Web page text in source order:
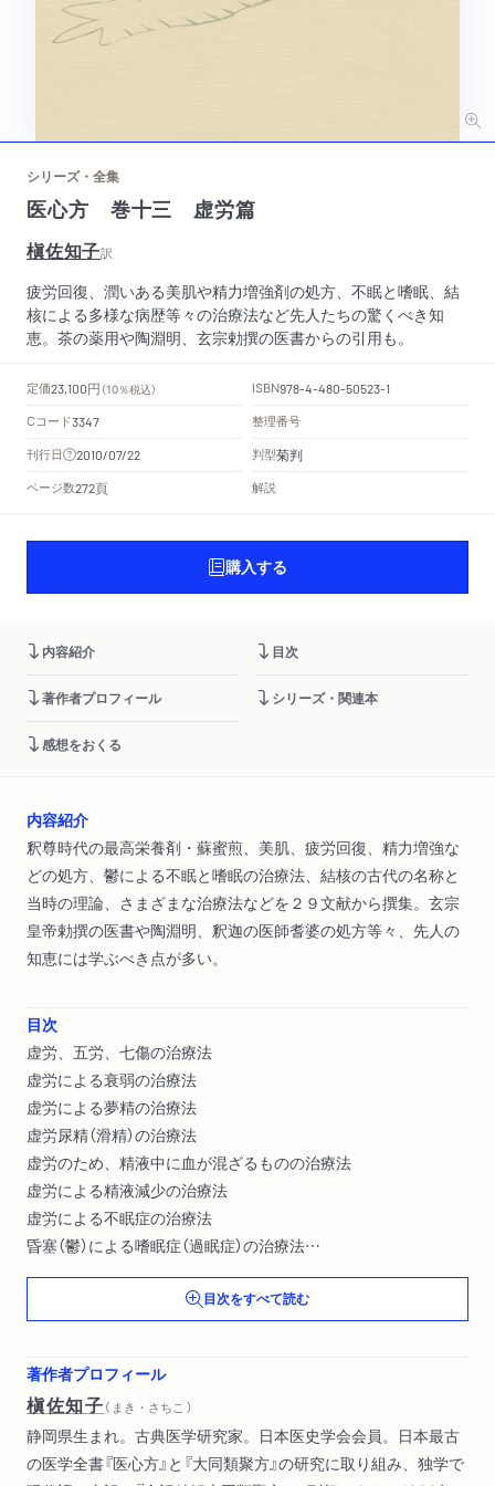
シリーズ・全集
医心方 巻十三 虚労篇
槇佐知子訳
疲労回復、潤いある美肌や精力増強剤の処方、不眠と嗜眠、結
核による多様な病歴等々の治療法など先人たちの驚くべき知
恵。茶の薬用や陶淵明、玄宗勅撰の医書からの引用も。
定価23,100円 （10％税込） ISBN978-4-480-50523-1
Cコード3347
整理番号
刊行日
2010/07/22 判型菊判
ページ数272頁 解説
購入する
内容紹介 目次
著作者プロフィール シリーズ・関連本
感想をおくる
内容紹介
釈尊時代の最高栄養剤・蘇蜜煎、美肌、疲労回復、精力増強な
どの処方、鬱による不眠と嗜眠の治療法、結核の古代の名称と
当時の理論、さまざまな治療法などを２９文献から撰集。玄宗
皇帝勅撰の医書や陶淵明、釈迦の医師耆婆の処方等々、先人の
知恵には学ぶべき点が多い。
目次
虚労、五労、七傷の治療法
虚労による衰弱の治療法
虚労による夢精の治療法
虚労尿精（滑精）の治療法
虚労のため、精液中に血が混ざるものの治療法
虚労による精液減少の治療法
虚労による不眠症の治療法
昏塞（鬱）による嗜眠症（過眠症）の治療法
虚汗（重篤な発汗）の治療法
陽虚による盗汗（寝汗）の治療法
風熱感冒による発汗の治療法
伝屍病（慢性消耗聖性伝染病、結核など）の治療法
骨蒸の治療法
肺痿の治療法
目次をすべて読む
著作者プロフィール
槇佐知子（ まき・さちこ ）
静岡県生まれ。古典医学研究家。日本医史学会会員。日本最古
の医学全書『医心方』と『大同類聚方』の研究に取り組み、独学で